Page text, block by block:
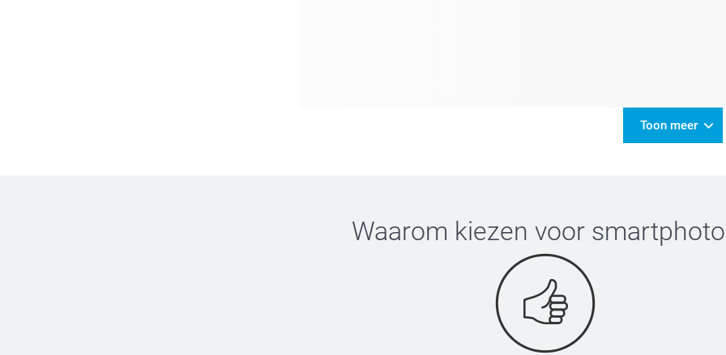
Toon meer
Waarom kiezen voor smartphoto